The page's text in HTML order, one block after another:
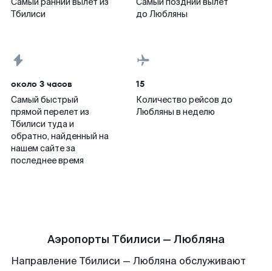
Тбилиси
до Любляны
около 3 часов
Самый быстрый
прямой перелет из
Тбилиси туда и
обратно, найденный на
нашем сайте за
последнее время
15
Количество рейсов до
Любляны в неделю
Аэропорты Тбилиси — Любляна
Направление Тбилиси — Любляна обслуживают